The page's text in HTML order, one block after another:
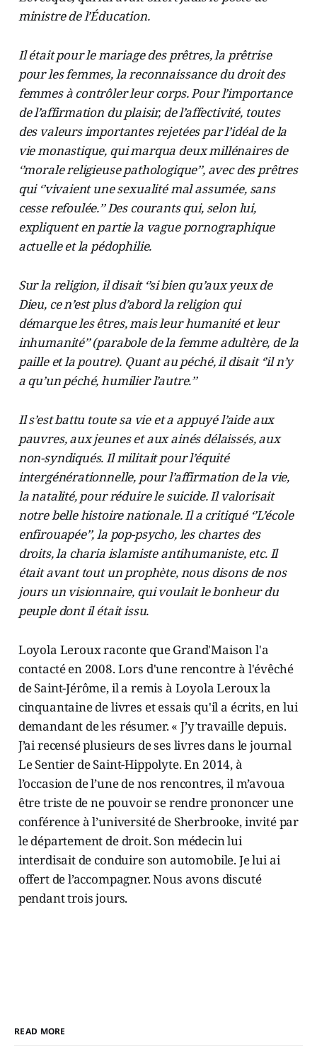
ministre de l’Éducation.
Il était pour le mariage des prêtres, la prêtrise
pour les femmes, la reconnaissance du droit des
femmes à contrôler leur corps. Pour l’importance
de l’affirmation du plaisir, de l’affectivité, toutes
des valeurs importantes rejetées par l’idéal de la
vie monastique, qui marqua deux millénaires de
‘’morale religieuse pathologique’’, avec des prêtres
qui ‘’vivaient une sexualité mal assumée, sans
cesse refoulée.’’ Des courants qui, selon lui,
expliquent en partie la vague pornographique
actuelle et la pédophilie.
Sur la religion, il disait ‘’si bien qu’aux yeux de
Dieu, ce n’est plus d’abord la religion qui
démarque les êtres, mais leur humanité et leur
inhumanité’’ (parabole de la femme adultère, de la
paille et la poutre). Quant au péché, il disait ‘’il n’y
a qu’un péché, humilier l’autre.’’
Il s’est battu toute sa vie et a appuyé l’aide aux
pauvres, aux jeunes et aux ainés délaissés, aux
non-syndiqués. Il militait pour l’équité
intergénérationnelle, pour l’affirmation de la vie,
la natalité, pour réduire le suicide. Il valorisait
notre belle histoire nationale. Il a critiqué ‘’L’école
enfirouapée’’, la pop-psycho, les chartes des
droits, la charia islamiste antihumaniste, etc. Il
était avant tout un prophète, nous disons de nos
jours un visionnaire, qui voulait le bonheur du
peuple dont il était issu.
Loyola Leroux raconte que Grand'Maison l'a
contacté en 2008. Lors d'une rencontre à l'évêché
de Saint-Jérôme, il a remis à Loyola Leroux la
cinquantaine de livres et essais qu'il a écrits, en lui
demandant de les résumer. « J’y travaille depuis.
J’ai recensé plusieurs de ses livres dans le journal
Le Sentier de Saint-Hippolyte. En 2014, à
l’occasion de l’une de nos rencontres, il m’avoua
être triste de ne pouvoir se rendre prononcer une
conférence à l’université de Sherbrooke, invité par
le département de droit. Son médecin lui
interdisait de conduire son automobile. Je lui ai
offert de l’accompagner. Nous avons discuté
pendant trois jours.
READ MORE